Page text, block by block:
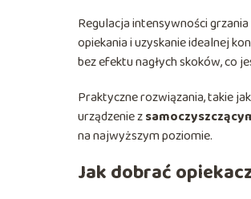
Regulacja intensywności
opiekania i uzyskanie idealnej
bez efektu nagłych skoków, co
Praktyczne rozwiązania, takie
urządzenie z
na najwyższym poziomie.
Jak dobrać